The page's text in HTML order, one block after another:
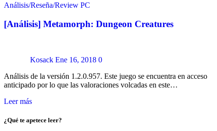
Análisis/Reseña/Review PC
[Análisis] Metamorph: Dungeon Creatures
Kosack Ene 16, 2018 0
Análisis de la versión 1.2.0.957. Este juego se encuentra en acceso
anticipado por lo que las valoraciones volcadas en este…
Leer más
¿Qué te apetece leer?